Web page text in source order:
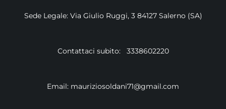
Sede Legale: Via Giulio Ruggi, 3 84127 Salerno (SA)
Contattaci subito: 3338602220
Email: mauriziosoldani71@gmail.com